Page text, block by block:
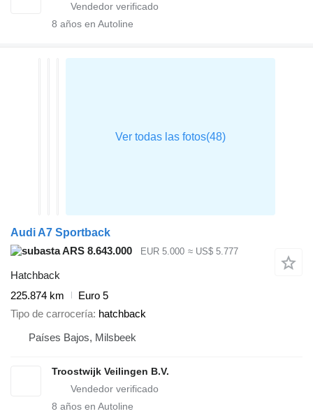
8 años en Autoline
Audi A7 Sportback
ARS 8.643.000
EUR 5.000 ≈ US$ 5.777
Hatchback
225.874 km
Euro 5
Tipo de carrocería hatchback
Países Bajos, Milsbeek
Troostwijk Veilingen B.V.
8 años en Autoline